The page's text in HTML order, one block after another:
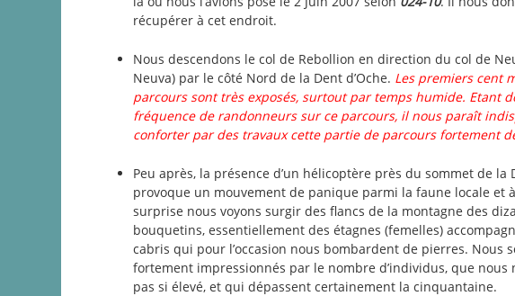
récupérer à cet endroit.
Nous descendons le col de Rebollion en direction du col de
Neuva) par le côté Nord de la Dent d’Oche. Les premiers cent
parcours sont très exposés, surtout par temps humide. Etant
fréquence de randonneurs sur ce parcours, il nous paraît
conforter par des travaux cette partie de parcours fortement
Peu après, la présence d’un hélicoptère près du sommet de la
provoque un mouvement de panique parmi la faune locale et
surprise nous voyons surgir des flancs de la montagne des
bouquetins, essentiellement des étagnes (femelles)
cabris qui pour l’occasion nous bombardent de pierres. Nous
fortement impressionnés par le nombre d’individus, que nous
pas si élevé, et qui dépassent certainement la cinquantaine.